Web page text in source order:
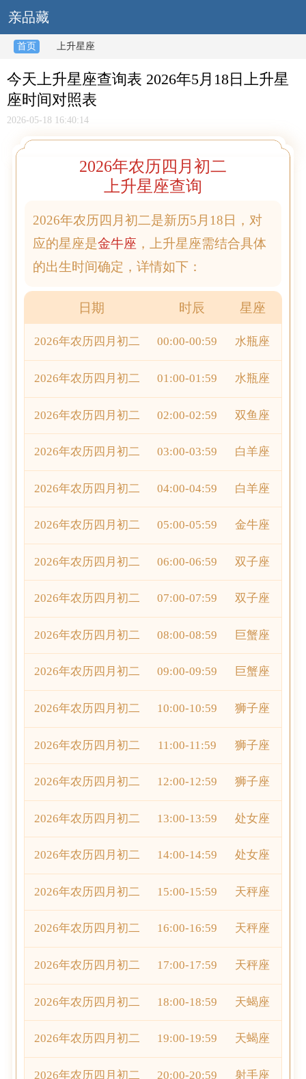
亲品藏
首页 上升星座
今天上升星座查询表 2026年5月18日上升星
座时间对照表
2026-05-18 16:40:14
2026年农历四月初二
上升星座查询
2026年农历四月初二是新历5月18日，对
应的星座是金牛座 ，上升星座需结合具体
的出生时间确定，详情如下：
日期 时辰 星座
2026年农历四月初二 00:00-00:59 水瓶座
2026年农历四月初二 01:00-01:59 水瓶座
2026年农历四月初二 02:00-02:59 双鱼座
2026年农历四月初二 03:00-03:59 白羊座
2026年农历四月初二 04:00-04:59 白羊座
2026年农历四月初二 05:00-05:59 金牛座
2026年农历四月初二 06:00-06:59 双子座
2026年农历四月初二 07:00-07:59 双子座
2026年农历四月初二 08:00-08:59 巨蟹座
2026年农历四月初二 09:00-09:59 巨蟹座
2026年农历四月初二 10:00-10:59 狮子座
2026年农历四月初二 11:00-11:59 狮子座
2026年农历四月初二 12:00-12:59 狮子座
2026年农历四月初二 13:00-13:59 处女座
2026年农历四月初二 14:00-14:59 处女座
2026年农历四月初二 15:00-15:59 天秤座
2026年农历四月初二 16:00-16:59 天秤座
2026年农历四月初二 17:00-17:59 天秤座
2026年农历四月初二 18:00-18:59 天蝎座
2026年农历四月初二 19:00-19:59 天蝎座
2026年农历四月初二 20:00-20:59 射手座